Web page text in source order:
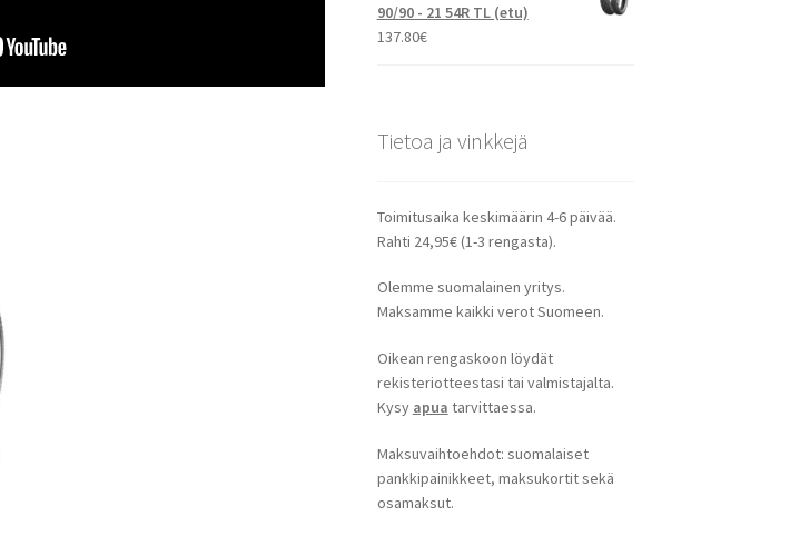
90/90 - 21 54R TL (etu)
137.80€
Tietoa ja vinkkejä
Toimitusaika keskimäärin 4-6 päivää.
Rahti 24,95€ (1-3 rengasta).
Olemme suomalainen yritys.
Maksamme kaikki verot Suomeen.
Oikean rengaskoon löydät
rekisteriotteestasi tai valmistajalta.
Kysy apua tarvittaessa.
Maksuvaihtoehdot: suomalaiset
pankkipainikkeet, maksukortit sekä
osamaksut.